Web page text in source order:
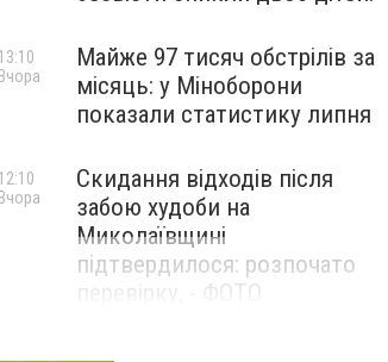
Майже 97 тисяч обстрілів за
місяць: у Міноборони
показали статистику липня
13:10
Вчора
Скидання відходів після
забою худоби на
Миколаївщині
підтвердилося: розпочато
перевірку, - ФОТО
12:10
Вчора